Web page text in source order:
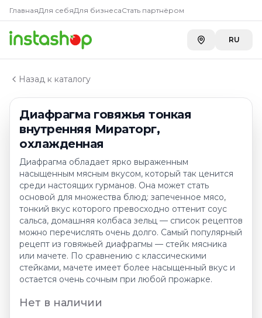
ГлавнаяДля себяДля бизнесаСтать партнёром
RU
Назад к каталогу
Диафрагма говяжья тонкая
внутренняя Мираторг,
охлажденная
Диафрагма обладает ярко выраженным
насыщенным мясным вкусом, который так ценится
среди настоящих гурманов. Она может стать
основой для множества блюд: запеченное мясо,
тонкий вкус которого превосходно оттенит соус
сальса, домашняя колбаса зельц — список рецептов
можно перечислять очень долго. Самый популярный
рецепт из говяжьей диафрагмы — стейк мясника
или мачете. По сравнению с классическими
стейками, мачете имеет более насыщенный вкус и
остается очень сочным при любой прожарке.
Нет в наличии
Главная
Каталог
Субпродукты мясные
Диафрагма говяжья тонкая внутренняя Мираторг,